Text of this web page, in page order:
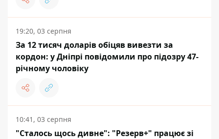
19:20, 03 серпня
За 12 тисяч доларів обіцяв вивезти за
кордон: у Дніпрі повідомили про підозру 47-
річному чоловіку
10:41, 03 серпня
"Сталось щось дивне": "Резерв+" працює зі